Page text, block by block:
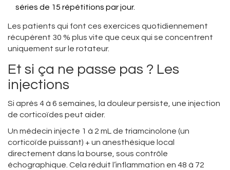
séries de 15 répétitions par jour.
Les patients qui font ces exercices quotidiennement
récupèrent 30 % plus vite que ceux qui se concentrent
uniquement sur le rotateur.
Et si ça ne passe pas ? Les
injections
Si après 4 à 6 semaines, la douleur persiste, une injection
de corticoïdes peut aider.
Un médecin injecte 1 à 2 mL de triamcinolone (un
corticoïde puissant) + un anesthésique local
directement dans la bourse, sous contrôle
échographique. Cela réduit l’inflammation en 48 à 72